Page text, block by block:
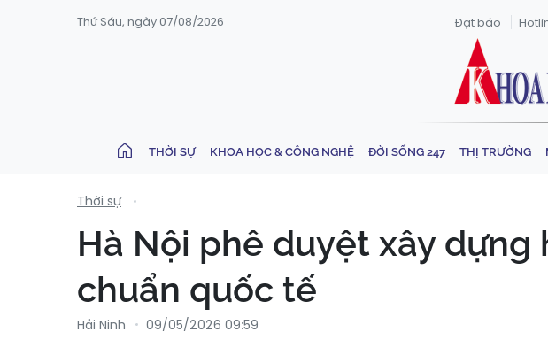
Thứ Sáu, ngày 07/08/2026 Đặt báo
THỜI SỰ KHOA HỌC & CÔNG NGHỆ ĐỜI SỐNG 247 THỊ TRƯỜNG
Thời sự
Hà Nội phê duyệt xây
chuẩn quốc tế
Hải Ninh 09/05/2026 09:59